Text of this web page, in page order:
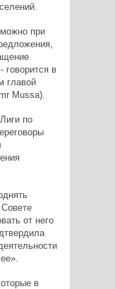
при
говорится в
главой
Mussa).
по
от него
в